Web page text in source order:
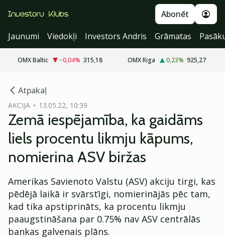
Abonēt
Jaunumi
Viedokļi Investors Andris Grāmatas
OMX Baltic −0,04% 315,18 OMX Riga 0,23% 925,27
Atpakaļ
AKCIJA 13.05.22, 10:39
Zemā iespējamība, ka gaidāms
liels procentu likmju kāpums,
nomierina ASV biržas
Amerikas Savienoto Valstu (ASV) akciju tirgi, kas
pēdējā laikā ir svārstīgi, nomierinājās pēc tam,
kad tika apstiprināts, ka procentu likmju
paaugstināšana par 0.75% nav ASV centrālās
bankas galvenais plāns.